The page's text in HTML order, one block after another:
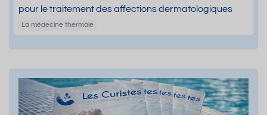
pour le traitement des affections dermatologiques
La médecine thermale